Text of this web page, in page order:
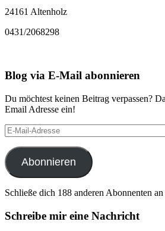
24161 Altenholz
0431/2068298
Blog via E-Mail abonnieren
Du möchtest keinen Beitrag verpassen?
Email Adresse ein!
E-
Mail-
Adresse
Abonnieren
Schließe dich 188 anderen Abonnenten an
Schreibe mir eine Nachricht